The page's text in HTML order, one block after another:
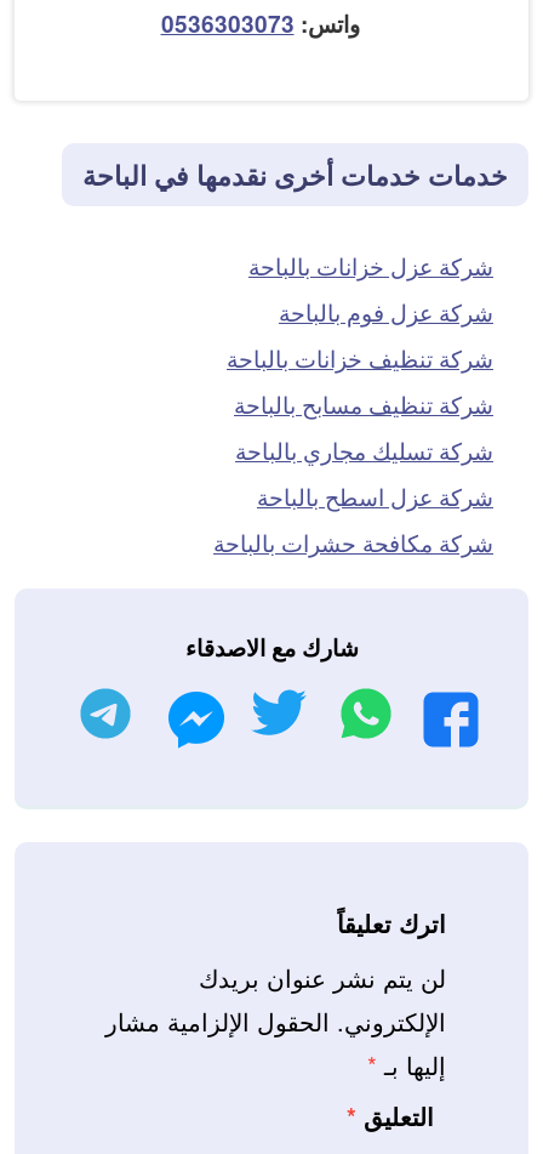
واتس: 0536303073
خدمات خدمات أخرى نقدمها في الباحة
شركة عزل خزانات بالباحة
شركة عزل فوم بالباحة
شركة تنظيف خزانات بالباحة
شركة تنظيف مسابح بالباحة
شركة تسليك مجاري بالباحة
شركة عزل اسطح بالباحة
شركة مكافحة حشرات بالباحة
شارك مع الاصدقاء
فيسبوك
واتساب تويتر ماسنجر
اترك تعليقاً
لن يتم نشر عنوان بريدك
الإلكتروني. الحقول الإلزامية مشار
إليها بـ *
التعليق *